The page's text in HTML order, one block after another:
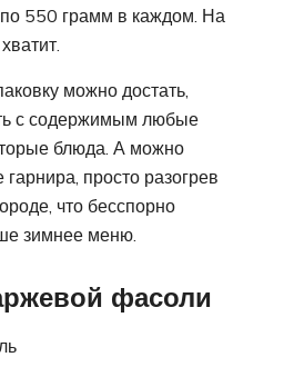
550 грамм в каждом. На
можно достать,
с содержимым любые
блюда. А можно
гарнира, просто разогрев
что бесспорно
зимнее меню.
фасоли